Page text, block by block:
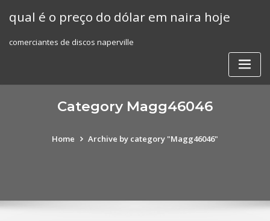
qual é o preço do dólar em naira hoje
comerciantes de discos naperville
Category Magg46046
Home Archive by category "Magg46046"